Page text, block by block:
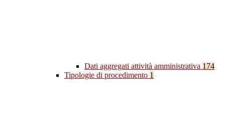
Dati aggregati attività amministrativa 174
Tipologie di procedimento 1